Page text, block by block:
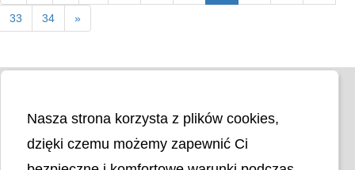
33 34 »
Nasza strona korzysta z plików cookies,
dzięki czemu możemy zapewnić Ci